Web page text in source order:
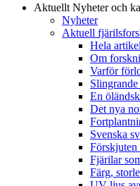
Aktuellt Nyheter och
Nyheter
Aktuell
Hela
Om
Varför
En
Det nya
Svenska
Fjärilar
Färg,